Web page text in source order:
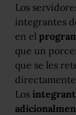
Los
integrantes
en el
que un
que se les
Los